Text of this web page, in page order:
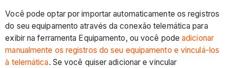
Você pode optar por importar automaticamente os registros
do seu equipamento através da conexão telemática para
exibir na ferramenta Equipamento, ou você podeadicionar
manualmente os registros do seu equipamento e vinculá-los
à telemática. Se você quiser adicionar e vincular